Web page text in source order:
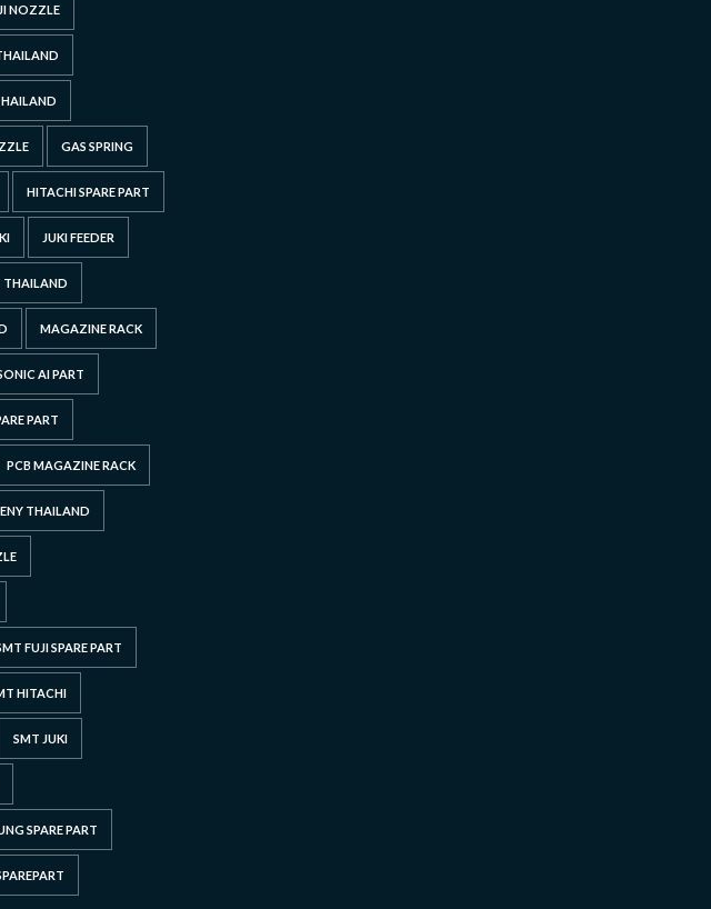
NOZZLE
GAS SPRING
HITACHI SPARE PART
JUKI FEEDER
THAILAND
MAGAZINE RACK
AI PART
PART
PCB MAGAZINE RACK
THAILAND
FUJI SPARE PART
HITACHI
SMT JUKI
SPARE PART